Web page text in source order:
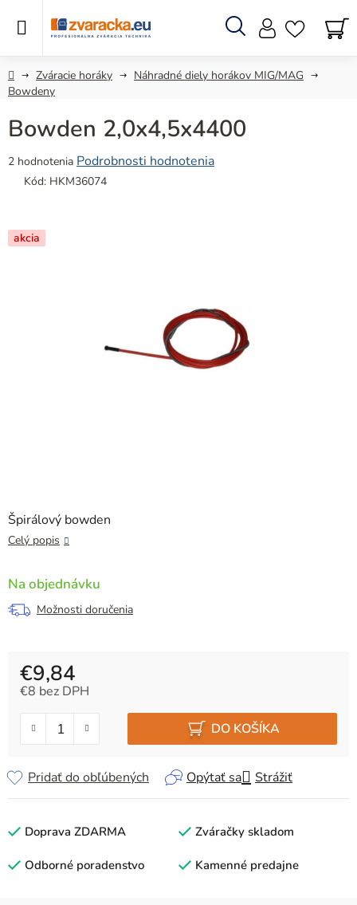
Hľadať
DomovZváracie horáky
Náhradné diely horákov MIG/MAG
Bowdeny
Špirálový bowden
Celý popis
Na objednávku
Možnosti doručenia
€9,84
€8 bez DPH
DO KOŠÍKA
Opýtať sa Strážiť
Pridať do obľúbených
Bowden 2,0x4,5x4400
Priemerné
hodnotenie
5,0
z
2 hodnotenia Podrobnosti hodnotenia
Kód: HKM36074
akcia
Doprava ZDARMA Zváračky skladom
Odborné poradenstvo Kamenné predajne